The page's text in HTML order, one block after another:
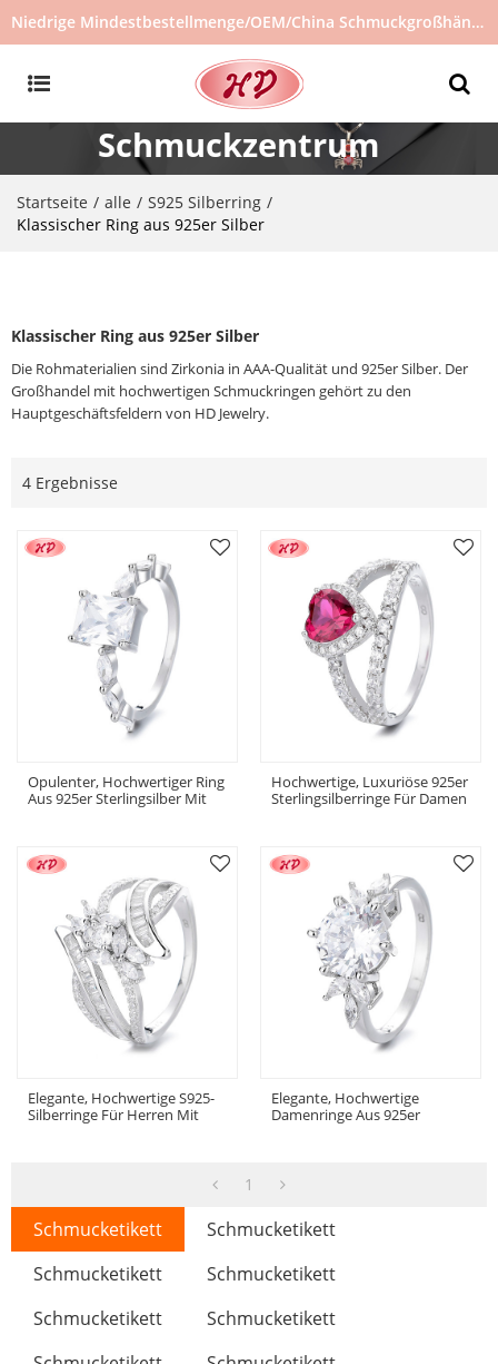
Niedrige Mindestbestellmenge/OEM/China Schmuckgroßhändler/Schmucklieferant/heiß verkaufter Schmuck auf Lager/kein gebrauchter Schmuck
Schmuckzentrum
Startseite / alle / S925 Silberring /
Klassischer Ring aus 925er Silber
Klassischer Ring aus 925er Silber
Die Rohmaterialien sind Zirkonia in AAA-Qualität und 925er Silber. Der
Großhandel mit hochwertigen Schmuckringen gehört zu den
Hauptgeschäftsfeldern von HD Jewelry.
4 Ergebnisse
Opulenter, Hochwertiger Ring
Aus 925er Sterlingsilber Mit
Ring.
Hochwertige, Luxuriöse 925er
Sterlingsilberringe Für Damen
Elegante, Hochwertige S925-
Silberringe Für Herren Mit
Elegante, Hochwertige
Damenringe Aus 925er
1
Schmucketikett
Schmucketikett
Schmucketikett
Schmucketikett
Schmucketikett
Schmucketikett